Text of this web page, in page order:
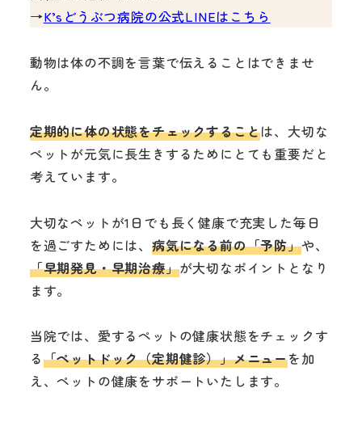
→K’sどうぶつ病院の公式LINEはこちら
動物は体の不調を言葉で伝えることはできませ
ん。
定期的に体の状態をチェックすることは、大切な
ペットが元気に長生きするためにとても重要だと
考えています。
大切なペットが1日でも長く健康で充実した毎日
を過ごすためには、 病気になる前の「予防」や、
「早期発見・早期治療」が大切なポイントとなり
ます。
当院では、愛するペットの健康状態をチェックす
る「ペットドック（定期健診）」メニューを加
え、ペットの健康をサポートいたします。